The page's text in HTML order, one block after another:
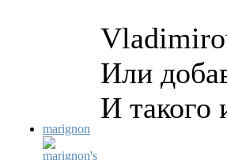
marignon
Или
И такого